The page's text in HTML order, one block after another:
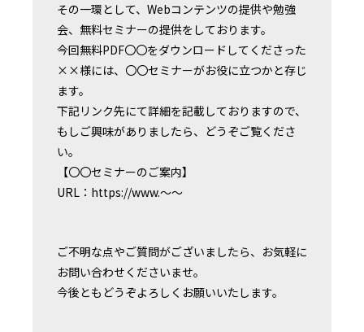
その一環として、Webコンテンツの提供や勉強
会、無料セミナーの提供をしております。
今回無料PDF〇〇をダウンロードしてくださった
××様には、〇〇セミナーがお役に立つかと存じ
ます。
下記リンク先にて詳細を記載しておりますので、
もしご興味がありましたら、どうぞご覧くださ
い。
【〇〇セミナーのご案内】
URL：https://www.〜〜
ご不明な点やご質問がございましたら、お気軽に
お問い合わせくださいませ。
今後ともどうぞよろしくお願いいたします。